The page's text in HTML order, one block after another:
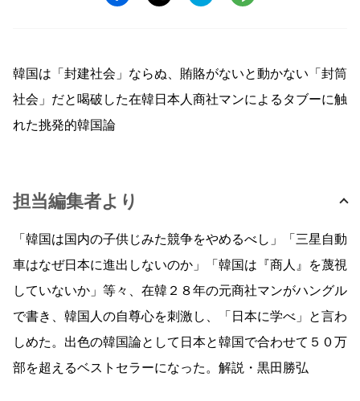
韓国は「封建社会」ならぬ、賄賂がないと動かない「封筒
社会」だと喝破した在韓日本人商社マンによるタブーに触
れた挑発的韓国論
担当編集者より
「韓国は国内の子供じみた競争をやめるべし」「三星自動
車はなぜ日本に進出しないのか」「韓国は『商人』を蔑視
していないか」等々、在韓２８年の元商社マンがハングル
で書き、韓国人の自尊心を刺激し、「日本に学べ」と言わ
しめた。出色の韓国論として日本と韓国で合わせて５０万
部を超えるベストセラーになった。解説・黒田勝弘